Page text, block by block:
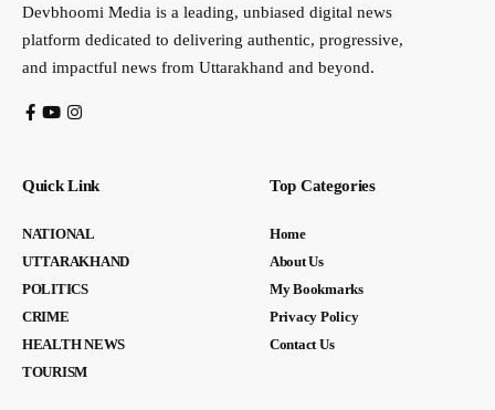
Devbhoomi Media is a leading, unbiased digital news
platform dedicated to delivering authentic, progressive,
and impactful news from Uttarakhand and beyond.
Quick Link
NATIONAL
UTTARAKHAND
POLITICS
CRIME
HEALTH NEWS
TOURISM
Top Categories
Home
About Us
My Bookmarks
Privacy Policy
Contact Us